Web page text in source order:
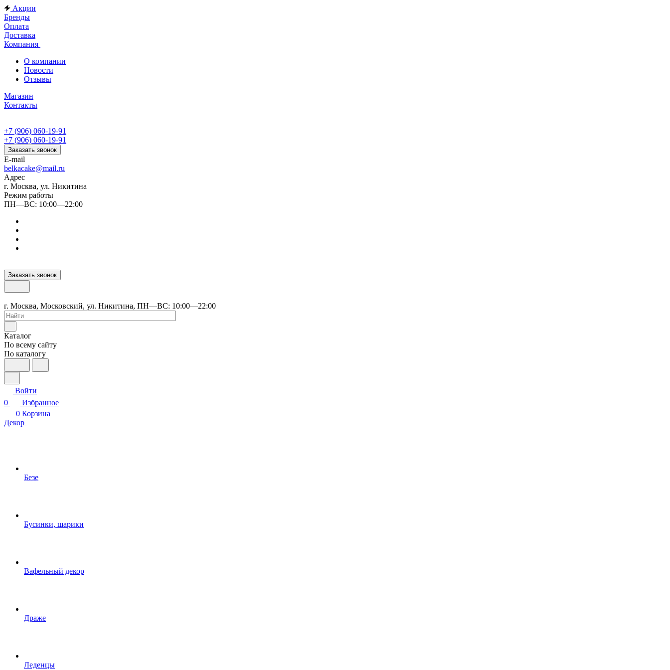
Акции
Бренды
Оплата
Доставка
Компания
О компании
Новости
Отзывы
Магазин
Контакты
+7 (906) 060-19-91
+7 (906) 060-19-91
Заказать звонок
E-mail
belkacake@mail.ru
Адрес
г. Москва, ул. Никитина
Режим работы
ПН—ВС: 10:00—22:00
Заказать звонок
г. Москва, Московский, ул. Никитина, ПН—ВС: 10:00—22:00
Каталог
По всему сайту
По каталогу
Войти
0
Избранное
0 Корзина
Декор
Безе
Бусинки, шарики
Вафельный декор
Драже
Леденцы